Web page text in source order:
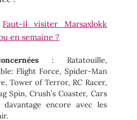
Faut-il visiter Marsaxlokk
en semaine ?
: Ratatouille,
Flight Force, Spider-Man
Tower of Terror, RC Racer,
Spin, Crush’s Coaster, Cars
encore avec les